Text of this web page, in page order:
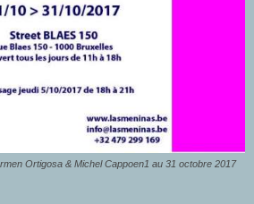
Ortigosa & Michel Cappoen1 au 31 octobre 2017